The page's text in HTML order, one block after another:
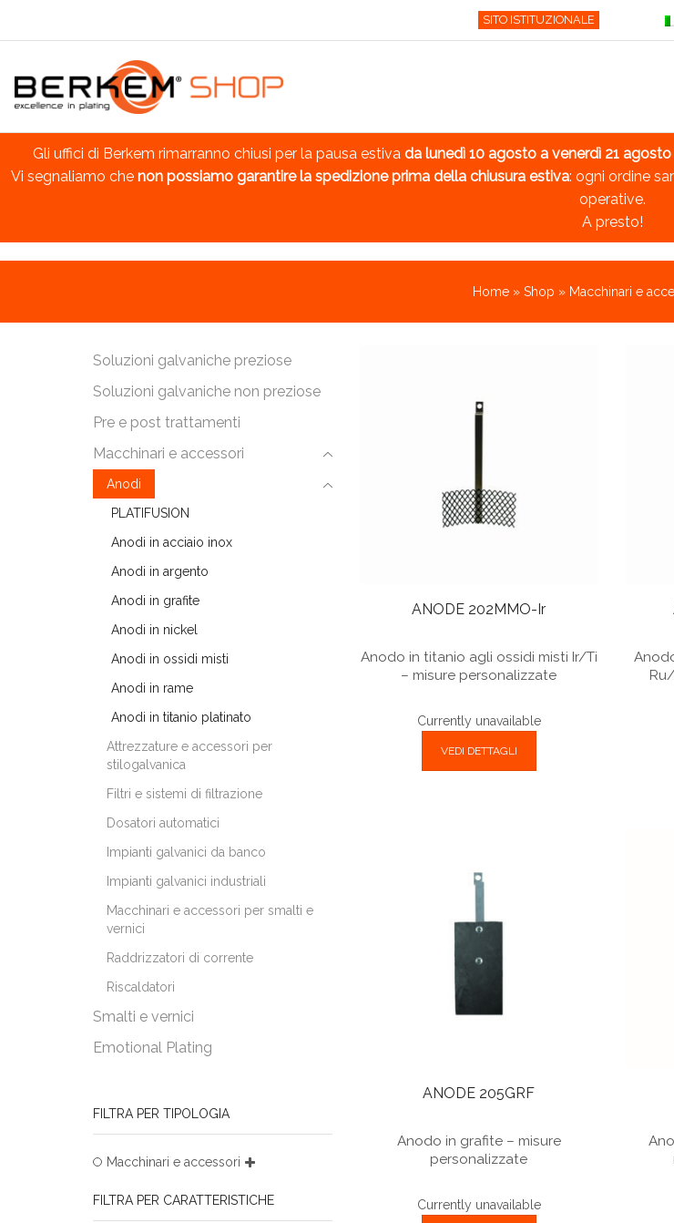
SITO ISTITUZIONALE
Gli uffici di Berkem rimarranno chiusi per la pausa estiva da lunedì 10 agosto a venerdì 21
Vi segnaliamo che non possiamo garantire la spedizione prima della chiusura estiva: ogni ordine
operative.
A presto!
Home» Shop » Macchinari e
ANODE 202MMO-Ir
Anodo in titanio agli ossidi misti Ir/Ti
– misure personalizzate
Currently unavailable
VEDI DETTAGLI
ANODE 205GRF
Anodo in grafite – misure
personalizzate
Currently unavailable
Soluzioni galvaniche preziose
Soluzioni galvaniche non preziose
Pre e post trattamenti
Macchinari e accessori
Anodi
PLATIFUSION
Anodi in acciaio inox
Anodi in argento
Anodi in grafite
Anodi in nickel
Anodi in ossidi misti
Anodi in rame
Anodi in titanio platinato
Attrezzature e accessori per
stilogalvanica
Filtri e sistemi di filtrazione
Dosatori automatici
Impianti galvanici da banco
Impianti galvanici industriali
Macchinari e accessori per smalti e
vernici
Raddrizzatori di corrente
Riscaldatori
Smalti e vernici
Emotional Plating
FILTRA PER TIPOLOGIA
Macchinari e accessori
FILTRA PER CARATTERISTICHE